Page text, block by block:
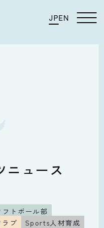
JPEN
ニュース
フトボール部
ブ Sports人材育成